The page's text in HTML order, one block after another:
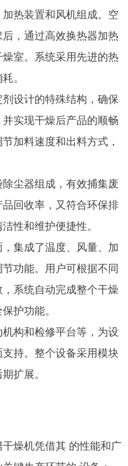
热装置和风机组成。空
，通过高效换热器加热
室。系统采用先进的热
。
设计的特殊结构，确保
实现干燥后产品的顺畅
加料速度和出料方式，
尘器组成，有效捕集废
回收率，又符合环保排
性和维护便捷性。
集成了温度、风量、加
功能。用户可根据不同
系统自动完成整个干燥
护功能。
构和检修平台等，为设
持。整个设备采用模块
扩展。
燥机凭借其 的性能和广